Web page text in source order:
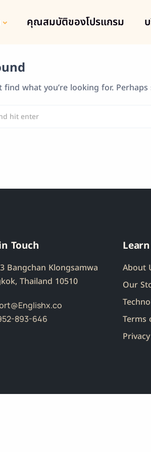
คุณสมบัติของโปรแกรม
find what you’re looking for.
Touch
Bangchan Klongsamwa
Thailand 10510
893-646
About
Our
Terms